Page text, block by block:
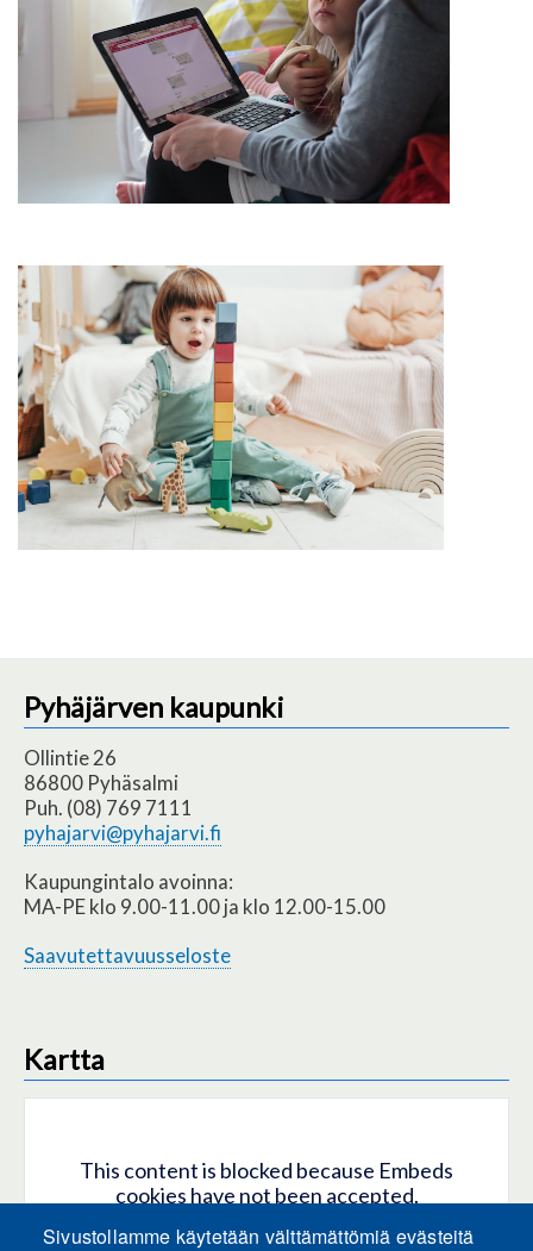
Pyhäjärven kaupunki
Ollintie 26
86800 Pyhäsalmi
Puh. (08) 769 7111
pyhajarvi@pyhajarvi.fi
Kaupungintalo avoinna:
MA-PE klo 9.00-11.00 ja klo 12.00-15.00
Saavutettavuusseloste
Kartta
This content is blocked because Embeds
cookies have not been accepted.
Sivustollamme käytetään välttämättömiä evästeitä